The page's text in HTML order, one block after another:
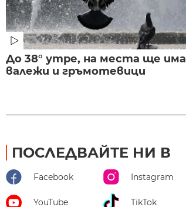
До 38° утре, на места ще има
валежи и гръмотевици
ПОСЛЕДВАЙТЕ НИ В
Facebook Instagram
YouTube TikTok